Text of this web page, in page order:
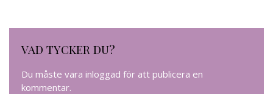
VAD TYCKER DU?
Du måste vara inloggad för att publicera en
kommentar.